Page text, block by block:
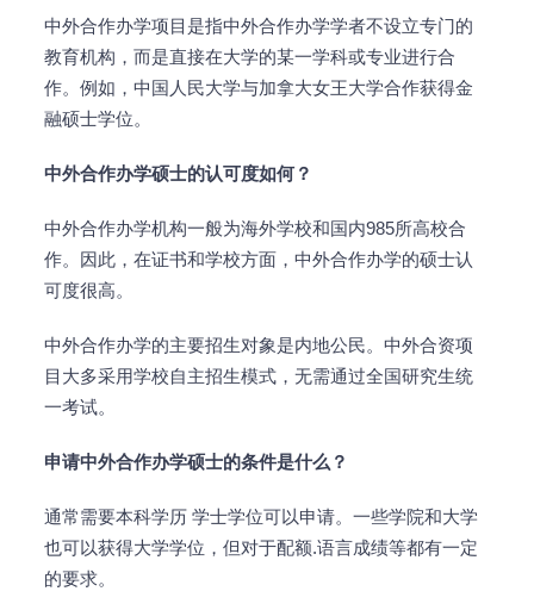
中外合作办学项目是指中外合作办学学者不设立专门的
教育机构，而是直接在大学的某一学科或专业进行合
作。例如，中国人民大学与加拿大女王大学合作获得金
融硕士学位。
中外合作办学硕士的认可度如何？
中外合作办学机构一般为海外学校和国内985所高校合
作。因此，在证书和学校方面，中外合作办学的硕士认
可度很高。
中外合作办学的主要招生对象是内地公民。中外合资项
目大多采用学校自主招生模式，无需通过全国研究生统
一考试。
申请中外合作办学硕士的条件是什么？
通常需要本科学历 学士学位可以申请。一些学院和大学
也可以获得大学学位，但对于配额.语言成绩等都有一定
的要求。